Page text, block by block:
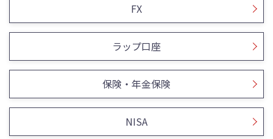
FX
ラップ口座
保険・年金保険
NISA